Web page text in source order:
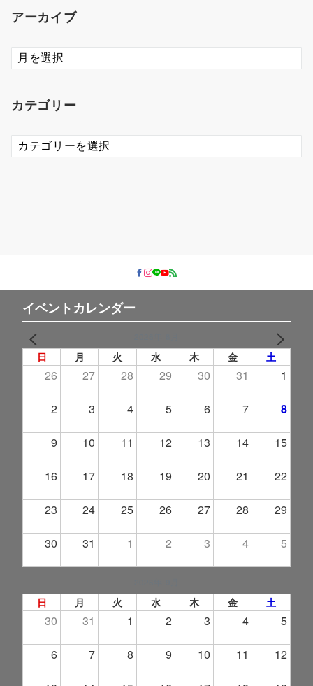
アーカイブ
ア
ー
ブ
カテゴリー
カ
テ
イベントカレンダー
日 月 火 水 木 金 土
26 27 28 29 30 31 1
2 3 4 5 6 7 8
9 10 11 12 13 14 15
16 17 18 19 20 21 22
23 24 25 26 27 28 29
30 31 1 2 3 4 5
日 月 火 水 木 金 土
30 31 1 2 3 4 5
6 7 8 9 10 11 12